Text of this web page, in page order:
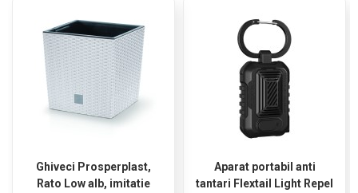
Ghiveci Prosperplast,
Rato Low alb, imitatie
Aparat portabil anti
tantari Flextail Light Repel